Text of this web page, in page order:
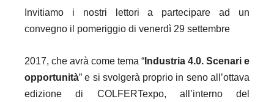
Invitiamo i nostri lettori a partecipare ad un
convegno il pomeriggio di venerdì 29 settembre
2017, che avrà come tema “ Industria 4.0. Scenari e
opportunità” e si svolgerà proprio in seno all’ottava
edizione di COLFERTexpo, all’interno del